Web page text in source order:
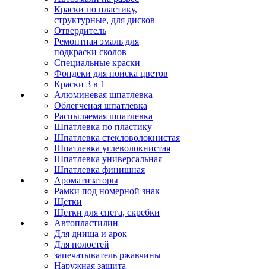
Краски по пластику,
структурные, для дисков
Отвердитель
Ремонтная эмаль для
подкраски сколов
Специальные краски
Фондеки для поиска цветов
Краски 3 в 1
Алюминевая шпатлевка
Облегченая шпатлевка
Распыляемая шпатлевка
Шпатлевка по пластику
Шпатлевка стекловолокнистая
Шпатлевка углеволокнистая
Шпатлевка универсальная
Шпатлевка финишная
Ароматизаторы
Рамки под номерной знак
Щетки
Щетки для снега, скребки
Автопластилин
Для днища и арок
Для полостей
запечатыватель ржавчины
Наружная защита